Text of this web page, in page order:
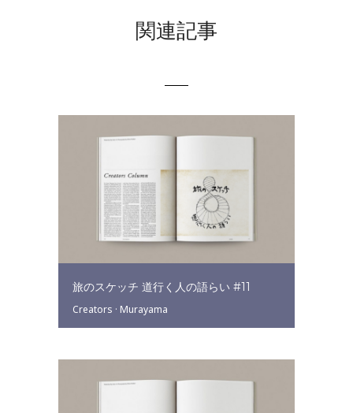
関連記事
旅のスケッチ 道行く人の語らい #11
Creators · Murayama